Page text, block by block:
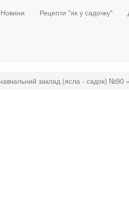
Новини Рецепти "як у садочку"
заклад (ясла - садок) №90